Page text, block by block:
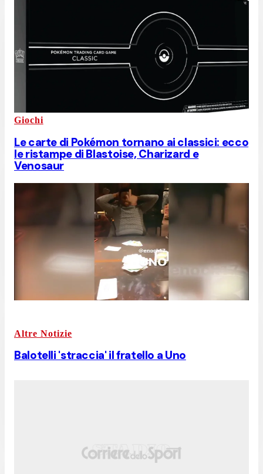
Giochi
Le carte di Pokémon tornano ai classici: ecco
le ristampe di Blastoise, Charizard e
Venosaur
Altre Notizie
Balotelli 'straccia' il fratello a Uno